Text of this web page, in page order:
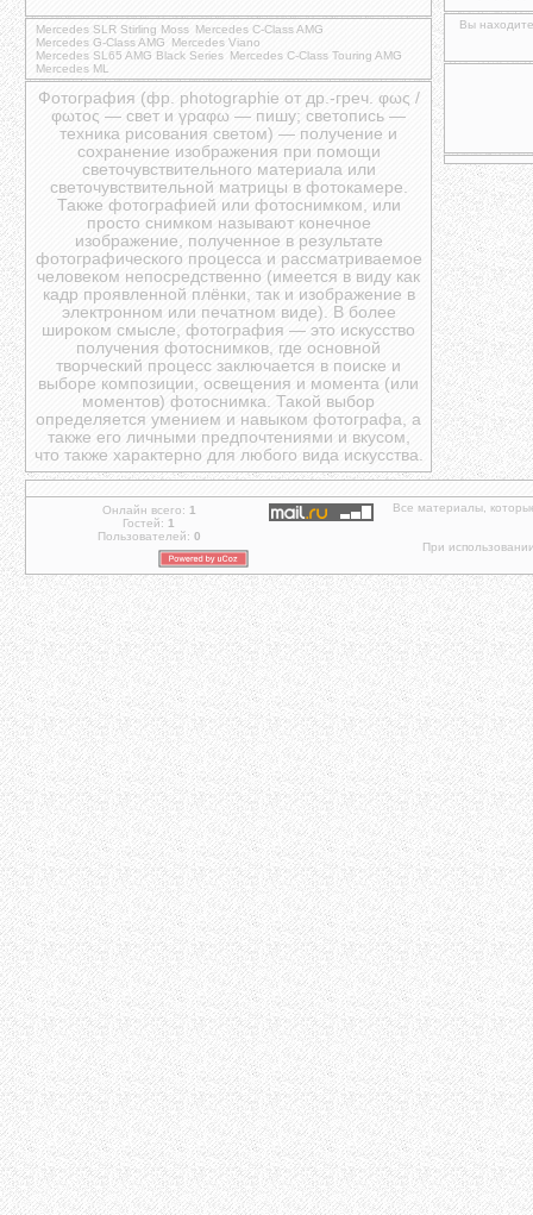
Mercedes SLR Stirling Moss Mercedes C-Class AMG
Mercedes G-Class AMG
Mercedes Viano
Mercedes SL65 AMG Black Series Mercedes C-Class Touring AMG
Mercedes ML
Фотография (фр. photographie от др.-греч. φως /
φωτος — свет и γραφω — пишу; светопись —
техника рисования светом) — получение и
сохранение изображения при помощи
светочувствительного материала или
светочувствительной матрицы в фотокамере.
Также фотографией или фотоснимком, или
просто снимком называют конечное
изображение, полученное в результате
фотографического процесса и рассматриваемое
человеком непосредственно (имеется в виду как
кадр проявленной плёнки, так и изображение в
электронном или печатном виде). В более
широком смысле, фотография — это искусство
получения фотоснимков, где основной
творческий процесс заключается в поиске и
выборе композиции, освещения и момента (или
моментов) фотоснимка. Такой выбор
определяется умением и навыком фотографа, а
также его личными предпочтениями и вкусом,
что также характерно для любого вида искусства.
Вы
Онлайн всего: 1
Гостей: 1
Пользователей: 0
Все материалы,
При